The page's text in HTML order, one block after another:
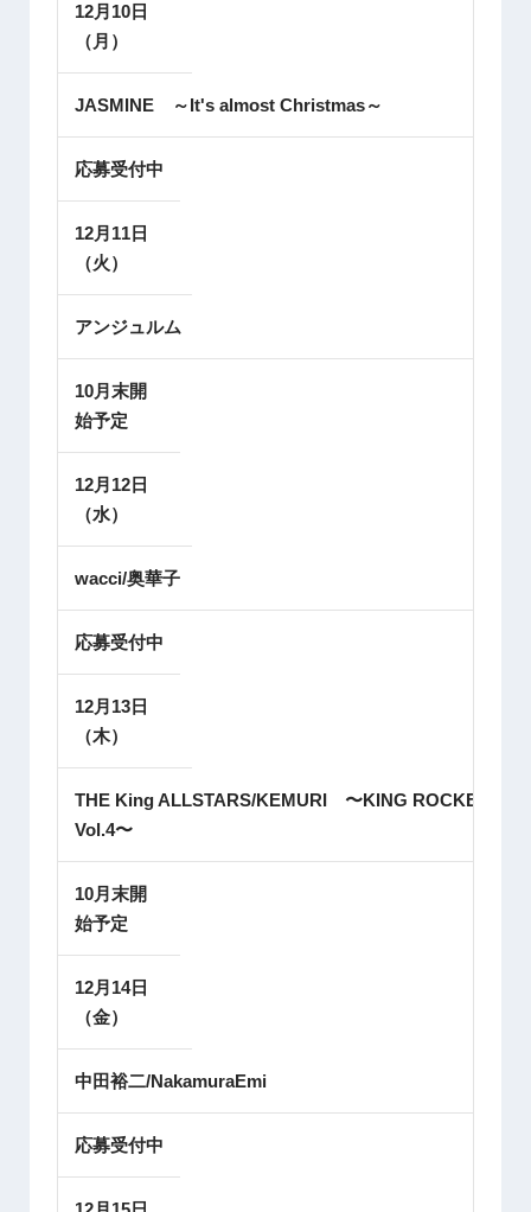
12月10日
（月）
JASMINE ～It's almost Christmas～
応募受付中
12月11日
（火）
アンジュルム
10月末開
始予定
12月12日
（水）
wacci/奥華子
応募受付中
12月13日
（木）
THE King ALLSTARS/KEMURI 〜KING ROCKERS
Vol.4〜
10月末開
始予定
12月14日
（金）
中田裕二/NakamuraEmi
応募受付中